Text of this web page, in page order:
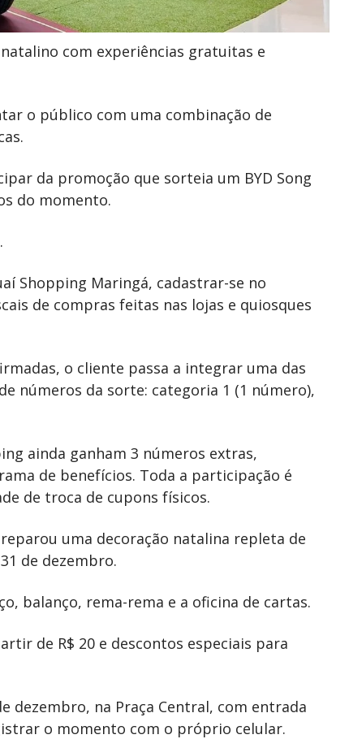
com experiências gratuitas e
o público com uma combinação de
da promoção que sorteia um BYD Song
do momento.
Shopping Maringá, cadastrar-se no
de compras feitas nas lojas e quiosques
o cliente passa a integrar uma das
números da sorte: categoria 1 (1 número),
ainda ganham 3 números extras,
de benefícios. Toda a participação é
de troca de cupons físicos.
uma decoração natalina repleta de
de dezembro.
balanço, rema-rema e a oficina de cartas.
de R$ 20 e descontos especiais para
dezembro, na Praça Central, com entrada
o momento com o próprio celular.